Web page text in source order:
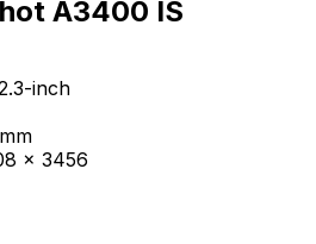
A3400 IS
inch
x 3456